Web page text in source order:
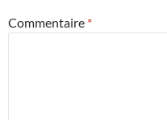
Commentaire *